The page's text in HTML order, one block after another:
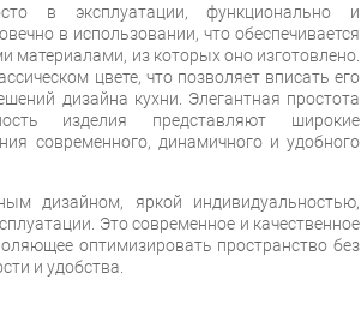
в эксплуатации, функционально и
в использовании, что обеспечивается
материалами, из которых оно изготовлено.
цвете, что позволяет вписать его
дизайна кухни. Элегантная простота
изделия представляют широкие
современного, динамичного и удобного
дизайном, яркой индивидуальностью,
Это современное и качественное
оптимизировать пространство без
и удобства.